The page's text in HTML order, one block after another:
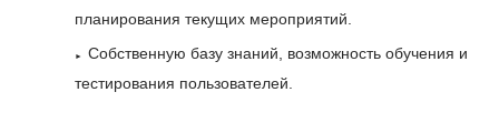
планирования текущих мероприятий.
Собственную базу знаний, возможность обучения и
тестирования пользователей.